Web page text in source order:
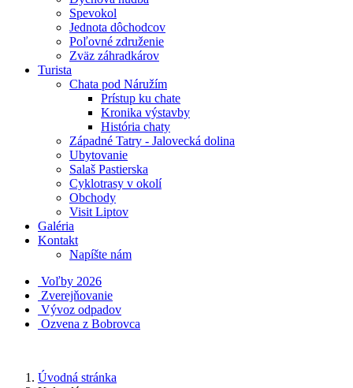
Spevokol
Jednota dôchodcov
Poľovné združenie
Zväz záhradkárov
Turista
Chata pod Náružím
Prístup ku chate
Kronika výstavby
História chaty
Západné Tatry - Jalovecká dolina
Ubytovanie
Salaš Pastierska
Cyklotrasy v okolí
Obchody
Visit Liptov
Galéria
Kontakt
Napíšte nám
Voľby 2026
Zverejňovanie
Vývoz odpadov
Ozvena z Bobrovca
Úvodná stránka